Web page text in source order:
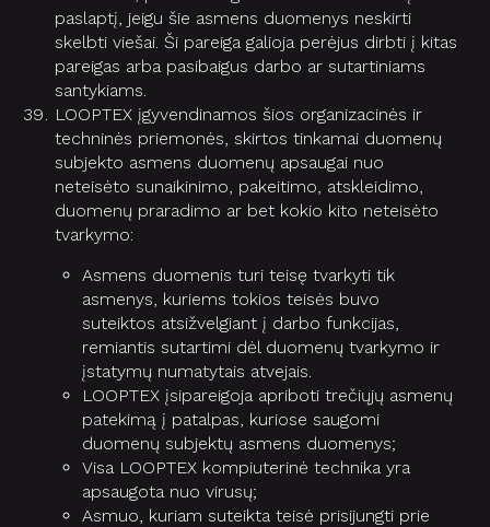
paslaptį, jeigu šie asmens duomenys neskirti
skelbti viešai. Ši pareiga galioja perėjus dirbti į kitas
pareigas arba pasibaigus darbo ar sutartiniams
santykiams.
LOOPTEX įgyvendinamos šios organizacinės ir
techninės priemonės, skirtos tinkamai duomenų
subjekto asmens duomenų apsaugai nuo
neteisėto sunaikinimo, pakeitimo, atskleidimo,
duomenų praradimo ar bet kokio kito neteisėto
tvarkymo:
Asmens duomenis turi teisę tvarkyti tik
asmenys, kuriems tokios teisės buvo
suteiktos atsižvelgiant į darbo funkcijas,
remiantis sutartimi dėl duomenų tvarkymo ir
įstatymų numatytais atvejais.
LOOPTEX įsipareigoja apriboti trečiųjų asmenų
patekimą į patalpas, kuriose saugomi
duomenų subjektų asmens duomenys;
Visa LOOPTEX kompiuterinė technika yra
apsaugota nuo virusų;
Asmuo, kuriam suteikta teisė prisijungti prie